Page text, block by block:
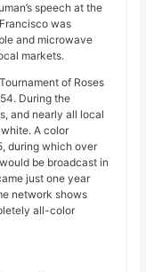
speech at the
was
and microwave
markets.
of Roses
During the
and nearly all local
A color
during which over
be broadcast in
just one year
network shows
all-color